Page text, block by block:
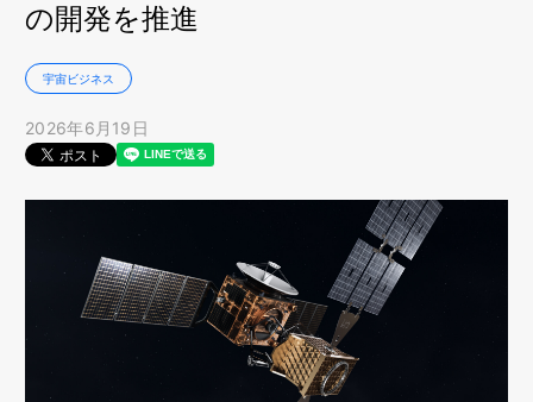
の開発を推進
宇宙ビジネス
2026年6月19日